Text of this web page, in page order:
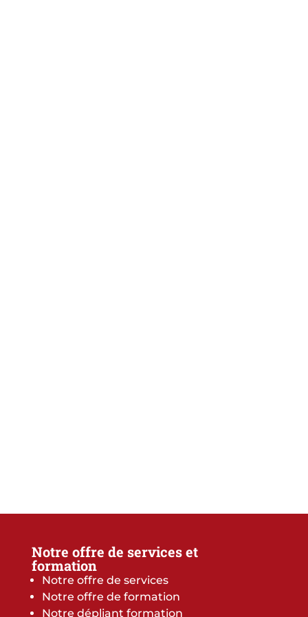
Notre offre de services et
formation
Notre offre de services
Notre offre de formation
Notre dépliant formation